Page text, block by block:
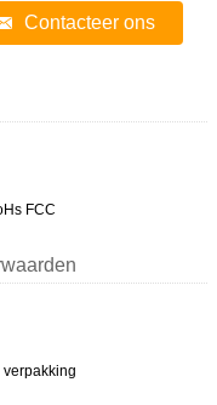
Contacteer ons
FCC